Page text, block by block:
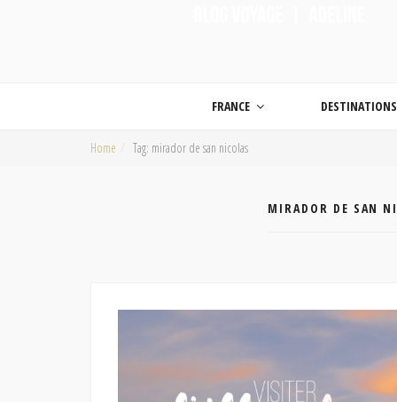
FRANCE DESTINATIONS
Home Tag: mirador de san nicolas
MIRADOR DE SAN